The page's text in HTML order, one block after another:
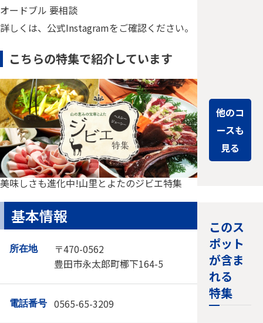
オードブル 要相談
詳しくは、公式Instagramをご確認ください。
こちらの特集で紹介しています
美味しさも進化中!山里とよたのジビエ特集
基本情報
所在地
〒470-0562
豊田市永太郎町梛下164-5
電話番号 0565-65-3209
ラボが楽し
める小原四
り。近くに
は、小…
他のコ
ースも
見る
このス
ポット
が含ま
れる
特集